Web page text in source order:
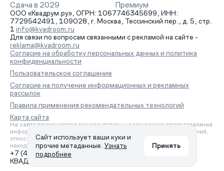
Сдача в 2029
Премиум
ООО «Квадрум.ру», ОГРН: 1067746345699, ИНН:
7729542491, 109028, г. Москва, Тессинский пер., д. 5, стр.
1 info@kvadroom.ru
Для связи по вопросам связанными с рекламой на сайте -
reklama@kvadroom.ru
Согласие на обработку персональных данных и политика
конфиденциальности
Пользовательское соглашение
Согласие на получение информационных и рекламных
рассылок
Правила применения рекомендательных технологий
Карта сайта
На сайте применяются рекомендательные технологии предоставления
информации на основе сбора, систематизации и анализа сведений,
относящихся к предпочтениям пользователей сети «Интернет»,
находящихся на территории Российской Федерации.
+7 (495) 157-88-80
КВАДРУМ © 2006 – 2026. Все права защищены.
Сайт использует ваши куки и
прочие метаданные. Узнать
подробнее
Принять